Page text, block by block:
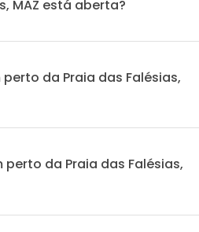
MAZ está aberta?
da Praia das Falésias,
da Praia das Falésias,